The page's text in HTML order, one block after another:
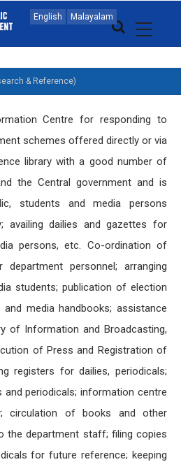
English Malayalam
MAIN
NAVIGATION
MALAYALAM
& Reference)
Centre for responding to
schemes offered directly or via
library with a good number of
the Central government and is
students and media persons
availing dailies and gazettes for
persons, etc. Co-ordination of
personnel; arranging
students; publication of election
media handbooks; assistance
of Information and Broadcasting,
of Press and Registration of
registers for dailies, periodicals;
periodicals; information centre
circulation of books and other
the department staff; filing copies
for future reference; keeping